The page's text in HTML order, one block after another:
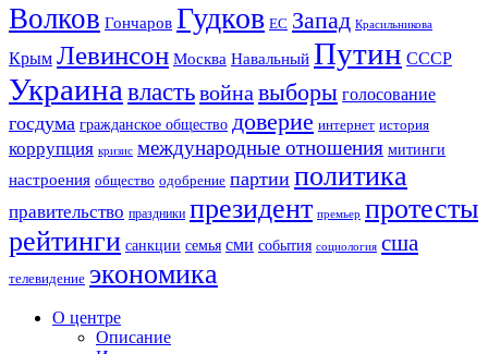
Волков Гончаров Гудков ЕС Запад Красильникова
Крым Левинсон Москва Навальный Путин СССР
Украина властьвойна выборы голосование
госдума гражданское общество доверие интернет история
коррупция кризис международные отношения митинги
настроения общество одобрение партии политика
правительство праздники президент премьер протесты
рейтинги санкции семья сми события социология сша
телевидение экономика
О центре
Описание